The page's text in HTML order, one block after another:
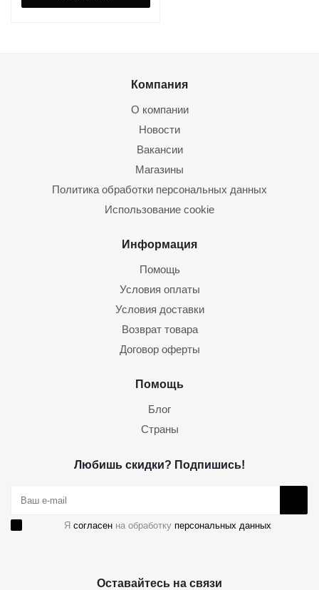
Компания
О компании
Новости
Вакансии
Магазины
Политика обработки персональных данных
Использование cookie
Информация
Помощь
Условия оплаты
Условия доставки
Возврат товара
Договор оферты
Помощь
Блог
Страны
Любишь скидки? Подпишись!
Я согласен на обработку персональных данных
Оставайтесь на связи